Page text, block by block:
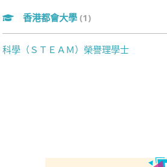
香港都會大學 (1)
科學（ＳＴＥＡＭ）榮譽理學士